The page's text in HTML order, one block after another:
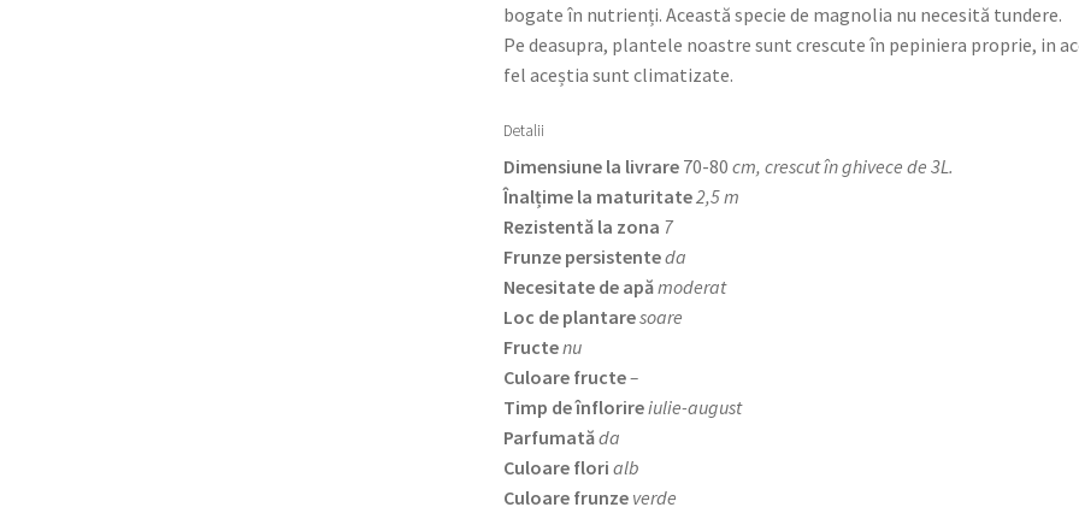
bogate în nutrienți. Această specie de magnolia nu necesită tundere.
Pe deasupra, plantele noastre sunt crescute în pepiniera proprie, in
fel aceștia sunt climatizate.
Detalii
Dimensiune la livrare70-80 cm, crescut în ghivece de 3L.
Înalțime la maturitate2,5 m
Rezistentă la zona 7
Frunze persistenteda
Necesitate de apămoderat
Loc de plantaresoare
Fructenu
Culoare fructe–
Timp de înflorireiulie-august
Parfumatăda
Culoare flori alb
Culoare frunze verde